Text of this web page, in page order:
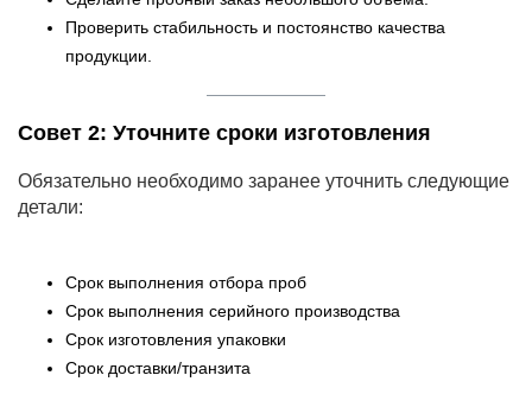
Проверить стабильность и постоянство качества
продукции.
Совет 2: Уточните сроки изготовления
Обязательно необходимо заранее уточнить следующие
детали:
Срок выполнения отбора проб
Срок выполнения серийного производства
Срок изготовления упаковки
Срок доставки/транзита